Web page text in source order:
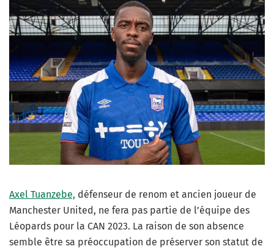
Axel Tuanzebe, défenseur de renom et ancien joueur de
Manchester United, ne fera pas partie de l’équipe des
Léopards pour la CAN 2023. La raison de son absence
semble être sa préoccupation de préserver son statut de